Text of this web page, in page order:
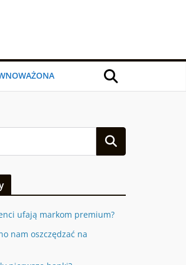
ufają markom premium?
nam oszczędzać na